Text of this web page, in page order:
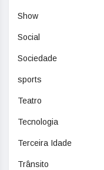
Show
Social
Sociedade
sports
Teatro
Tecnologia
Terceira Idade
Trânsito